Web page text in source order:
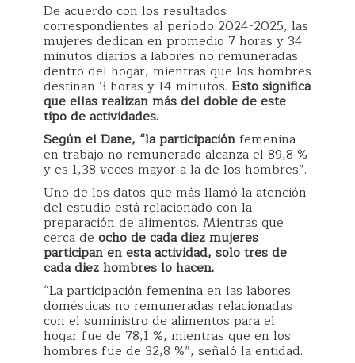
De acuerdo con los resultados
correspondientes al período 2024-2025, las
mujeres dedican en promedio 7 horas y 34
minutos diarios a labores no remuneradas
dentro del hogar, mientras que los hombres
destinan 3 horas y 14 minutos. Esto significa
que ellas realizan más del doble de este
tipo de actividades.
Según el Dane, “la participaciónfemenina
en trabajo no remunerado alcanza el 89,8 %
y es 1,38 veces mayor a la de los hombres”.
Uno de los datos que más llamó la atención
del estudio está relacionado con la
preparación de alimentos. Mientras que
cerca de ocho de cada diez mujeres
participan en esta actividad, solo tres de
cada diez hombres lo hacen.
“La participación femenina en las labores
domésticas no remuneradas relacionadas
con el suministro de alimentos para el
hogar fue de 78,1 %, mientras que en los
hombres fue de 32,8 %”, señaló la entidad.